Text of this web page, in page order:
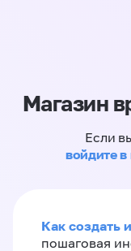
Магазин
Если
войдите
Как создать
пошаговая